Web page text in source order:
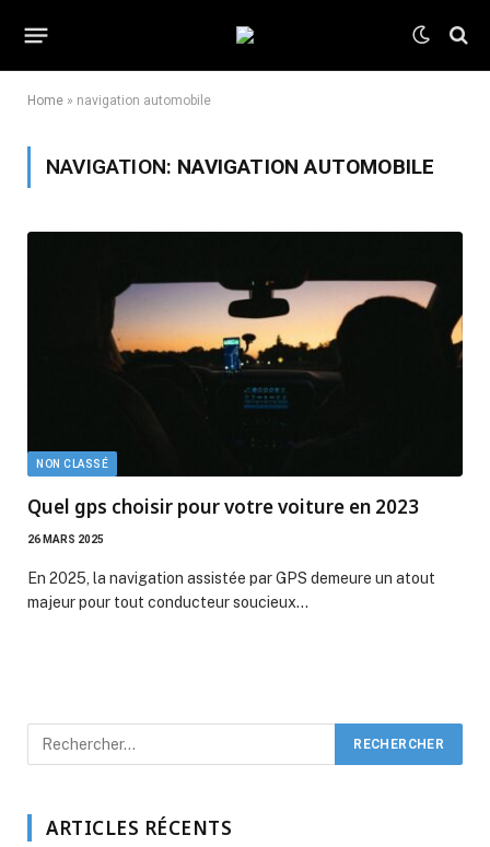
Home » navigation automobile
NAVIGATION: NAVIGATION AUTOMOBILE
NON CLASSÉ
Quel gps choisir pour votre voiture en 2023
26 MARS 2025
En 2025, la navigation assistée par GPS demeure un atout
majeur pour tout conducteur soucieux…
ARTICLES RÉCENTS